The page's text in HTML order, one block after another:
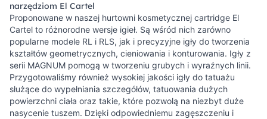
narzędziom El Cartel
Proponowane w naszej hurtowni kosmetycznej cartridge El
Cartel to różnorodne wersje igieł. Są wśród nich zarówno
popularne modele RL i RLS, jak i precyzyjne igły do tworzenia
kształtów geometrycznych, cieniowania i konturowania. Igły z
serii MAGNUM pomogą w tworzeniu grubych i wyraźnych linii.
Przygotowaliśmy również wysokiej jakości igły do tatuażu
służące do wypełniania szczegółów, tatuowania dużych
powierzchni ciała oraz takie, które pozwolą na niezbyt duże
nasycenie tuszem. Dzięki odpowiedniemu zagęszczeniu i